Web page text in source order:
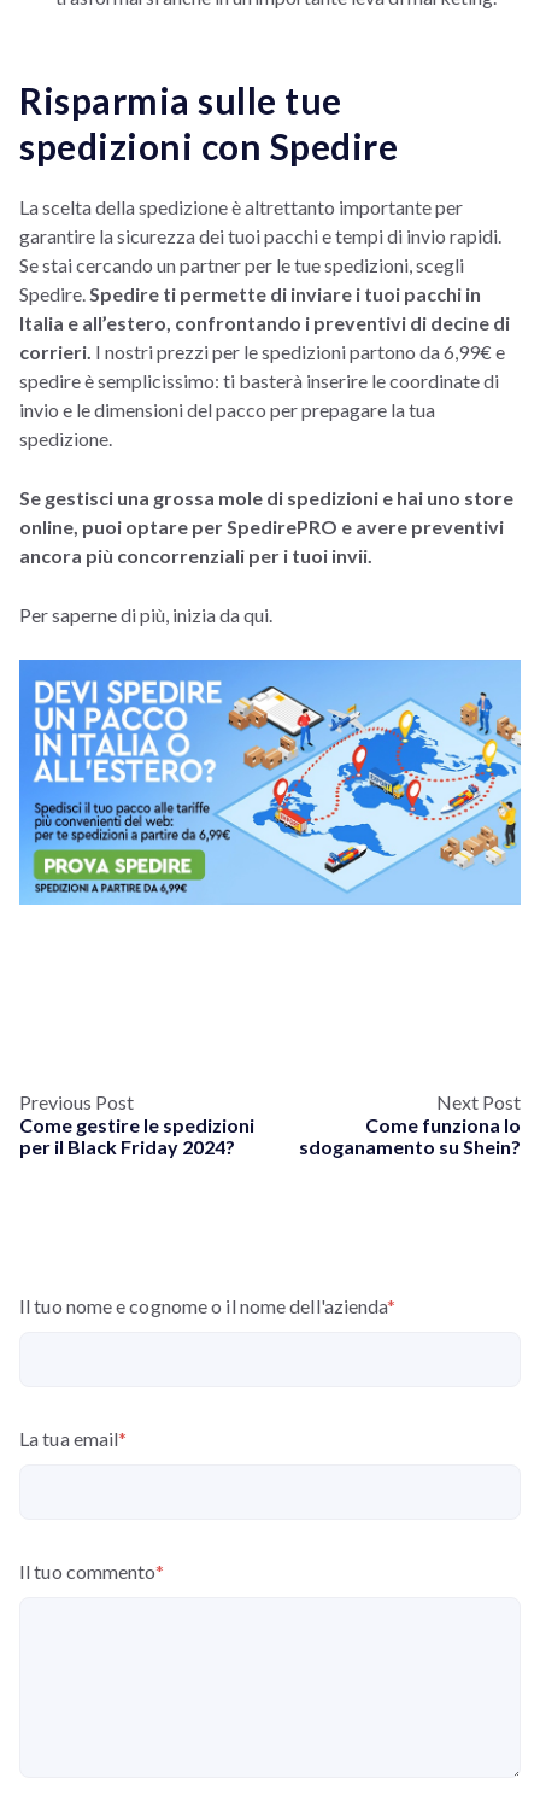
Risparmia sulle tue
spedizioni con Spedire
La scelta della spedizione è altrettanto importante per
garantire la sicurezza dei tuoi pacchi e tempi di invio rapidi.
Se stai cercando un partner per le tue spedizioni, scegli
Spedire.Spedire ti permette di inviare i tuoi pacchi in
Italia e all’estero, confrontando i preventivi di decine di
corrieri. I nostri prezzi per le spedizioni partono da 6,99€ e
spedire è semplicissimo: ti basterà inserire le coordinate di
invio e le dimensioni del pacco per prepagare la tua
spedizione.
Se gestisci una grossa mole di spedizioni e hai uno store
online, puoi optare per SpedirePRO e avere preventivi
ancora più concorrenziali per i tuoi invii.
Per saperne di più, inizia da qui.
Previous Post
Come gestire le spedizioni
per il Black Friday 2024?
Next Post
Come funziona lo
sdoganamento su Shein?
Il tuo nome e cognome o il nome dell'azienda*
La tua email*
Il tuo commento*